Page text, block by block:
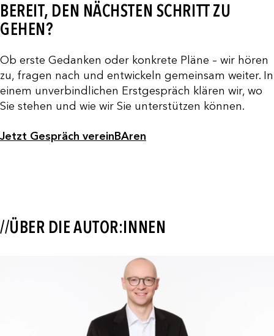
BEREIT, DEN NÄCHSTEN SCHRITT ZU
GEHEN?
Ob erste Gedanken oder konkrete Pläne – wir hören
zu, fragen nach und entwickeln gemeinsam weiter. In
einem unverbindlichen Erstgespräch klären wir, wo
Sie stehen und wie wir Sie unterstützen können.
Jetzt Gespräch vereinBAren
//ÜBER DIE AUTOR:INNEN